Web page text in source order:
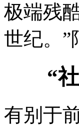
极端残
世纪。”
“社
有别于